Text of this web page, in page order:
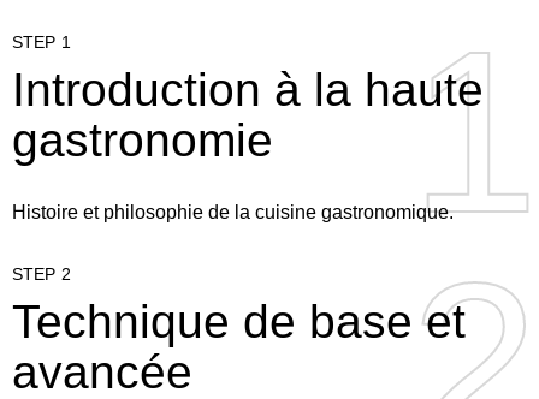
1
1
STEP 1
Introduction à la haute
gastronomie
Histoire et philosophie de la cuisine gastronomique.
STEP 2
Technique de base et
avancée